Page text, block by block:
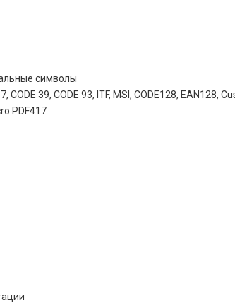
символы
39, CODE 93, ITF, MSI, CODE128, EAN128,
PDF417